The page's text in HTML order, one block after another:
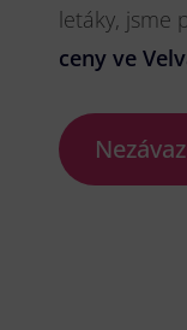
letáky, jsme
ceny ve